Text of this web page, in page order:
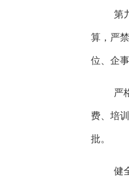
第
算，严
位、企
严
费、培
批。
健